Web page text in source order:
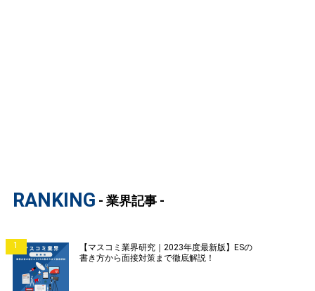
RANKING - 業界記事 -
1
【マスコミ業界研究｜2023年度最新版】ESの
書き方から面接対策まで徹底解説！